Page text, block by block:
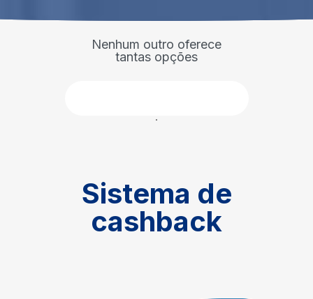
Nenhum outro oferece
tantas opções
Sistema de
cashback